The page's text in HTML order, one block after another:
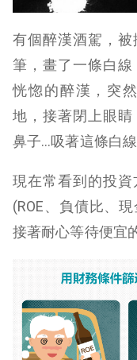
有個醉漢酒駕，
筆，畫了一條白
恍惚的醉漢，突
地，接著閉上眼
鼻子…吸著這條白線
現在常看到的投
(ROE、負債比、
接著耐心等待便宜